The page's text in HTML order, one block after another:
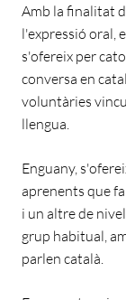
Amb la finalitat
l'expressió oral,
s'ofereix per
conversa en
voluntàries
llengua.
Enguany,
aprenents que
i un altre de
grup habitual,
parlen català.